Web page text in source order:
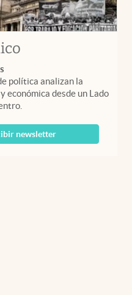
política analizan la
económica desde un Lado
newsletter